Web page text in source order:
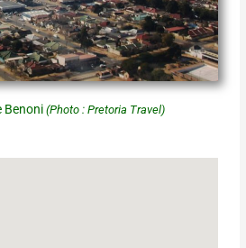
Benoni(Photo : Pretoria Travel)